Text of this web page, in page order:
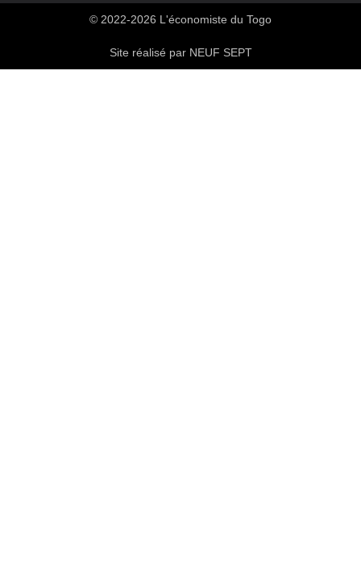
© 2022-2026 L'économiste du Togo
Site réalisé par NEUF SEPT